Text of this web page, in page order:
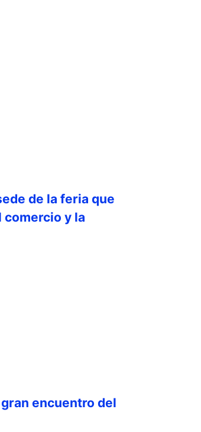
de la feria que
y la
encuentro del